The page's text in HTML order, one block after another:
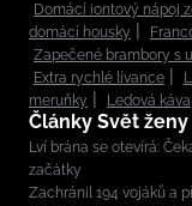
Domácí iontový nápoj
domácí housky
Zapečené brambory s
Extra rychlé lívance
meruňky
Ledová káva
Články Svět ženy
Lví brána se otevírá:
začátky
Zachránil 194 vojáků a